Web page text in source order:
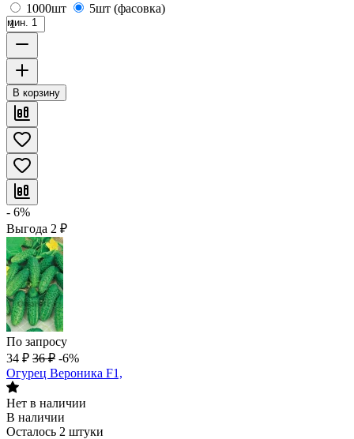
1000шт
5шт (фасовка)
мин. 1
В корзину
- 6%
Выгода 2 ₽
По запросу
34 ₽ 36 ₽ -6%
Огурец Вероника F1,
Нет в наличии
В наличии
Осталось 2 штуки